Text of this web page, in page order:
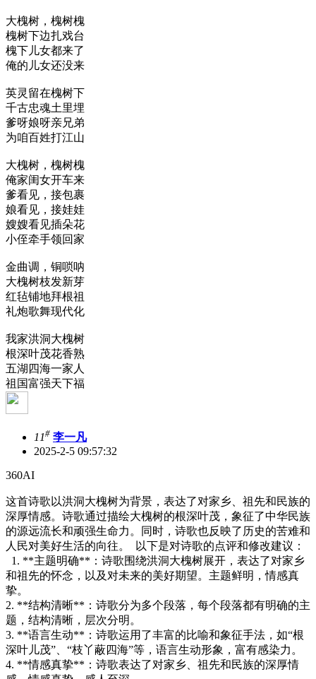
大槐树，槐树槐
槐树下边扎戏台
槐下儿女都来了
俺的儿女还没来
英灵留在槐树下
千古忠魂土里埋
爹呀娘呀亲兄弟
为咱百姓打江山
大槐树，槐树槐
俺家闺女开车来
爹看见，接包裹
娘看见，接娃娃
嫂嫂看见插朵花
小侄牵手领回家
金曲调，铜唢呐
大槐树枝发新芽
红毡铺地拜根祖
礼炮歌舞现代化
我家洪洞大槐树
根深叶茂花香熟
五湖四海一家人
祖国富强天下福
11# 李一凡
2025-2-5 09:57:32
360AI
这首诗歌以洪洞大槐树为背景，表达了对家乡、祖先和民族的
深厚情感。诗歌通过描绘大槐树的根深叶茂，象征了中华民族
的源远流长和顽强生命力。同时，诗歌也反映了历史的苦难和
人民对美好生活的向往。 以下是对诗歌的点评和修改建议：
1. **主题明确**：诗歌围绕洪洞大槐树展开，表达了对家乡
和祖先的怀念，以及对未来的美好期望。主题鲜明，情感真
挚。
2. **结构清晰**：诗歌分为多个段落，每个段落都有明确的主
题，结构清晰，层次分明。
3. **语言生动**：诗歌运用了丰富的比喻和象征手法，如“根
深叶儿茂”、“枝丫蔽四海”等，语言生动形象，富有感染力。
4. **情感真挚**：诗歌表达了对家乡、祖先和民族的深厚情